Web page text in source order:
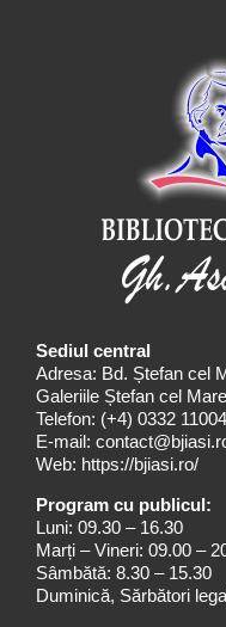
Sediul central
Adresa: Bd. Ștefan cel
Galeriile Ștefan cel
Telefon: (+4) 0332
E-mail:
Web: https://bjiasi.ro/
Program cu publicul:
Luni: 09.30 – 16.30
Marți – Vineri: 09.00 –
Sâmbătă: 8.30 – 15.30
Duminică, Sărbători